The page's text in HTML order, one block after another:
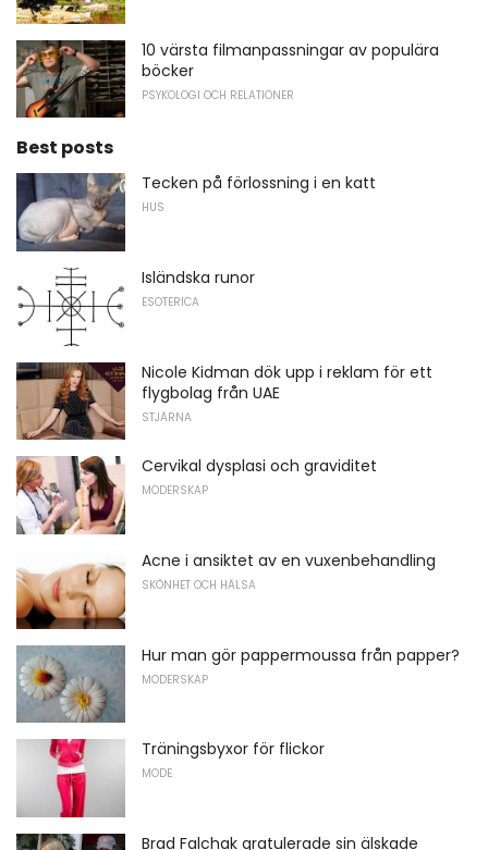
10 värsta filmanpassningar av populära
böcker
PSYKOLOGI OCH RELATIONER
Best posts
Tecken på förlossning i en katt
HUS
Isländska runor
ESOTERICA
Nicole Kidman dök upp i reklam för ett
flygbolag från UAE
STJÄRNA
Cervikal dysplasi och graviditet
MODERSKAP
Acne i ansiktet av en vuxenbehandling
SKÖNHET OCH HÄLSA
Hur man gör pappermoussa från papper?
MODERSKAP
Träningsbyxor för flickor
MODE
Brad Falchak gratulerade sin älskade